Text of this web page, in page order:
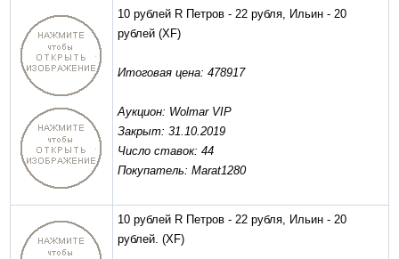
10 рублей R Петров - 22 рубля, Ильин - 20
рублей (XF)
Итоговая цена: 478917
Аукцион: Wolmar VIP
Закрыт: 31.10.2019
Число ставок: 44
Покупатель: Marat1280
10 рублей R Петров - 22 рубля, Ильин - 20
рублей. (XF)